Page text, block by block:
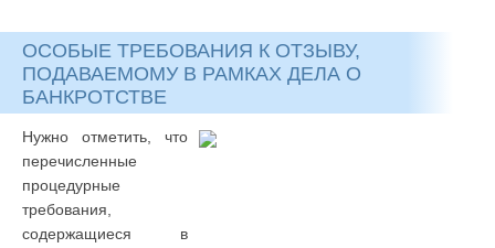
ОСОБЫЕ ТРЕБОВАНИЯ К ОТЗЫВУ,
ПОДАВАЕМОМУ В РАМКАХ ДЕЛА О
БАНКРОТСТВЕ
Нужно отметить, что
перечисленные
процедурные
требования,
содержащиеся в